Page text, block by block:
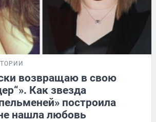
возвращаю в свою
Как звезда
построила
нашла любовь